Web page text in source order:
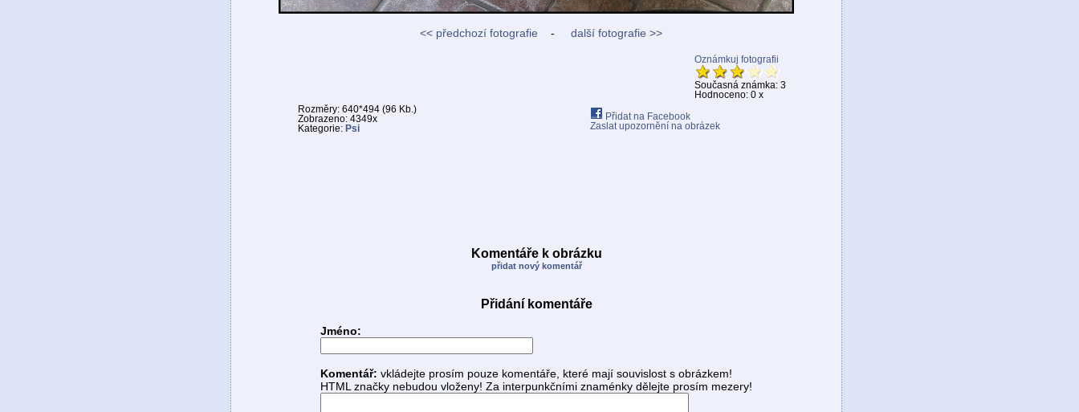
<< předchozí fotografie - další fotografie >>
Oznámkuj fotografii
Současná známka: 3
Hodnoceno: 0 x
Rozměry: 640*494 (96 Kb.)
Zobrazeno: 4349x
Kategorie: Psi
Přidat na Facebook
Zaslat upozornění na obrázek
Komentáře k obrázku
přidat nový komentář
Přidání komentáře
Jméno:
Komentář: vkládejte prosím pouze komentáře, které mají souvislost s obrázkem!
HTML značky nebudou vloženy! Za interpunkčními znaménky dělejte prosím mezery!